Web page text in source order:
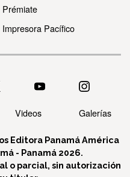
Prémiate
Impresora Pacífico
Videos Galerías
Editora Panamá América
- Panamá 2026.
o parcial, sin autorización